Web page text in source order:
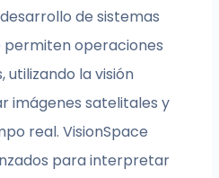
de sistemas
permiten operaciones
utilizando la visión
imágenes satelitales y
real. VisionSpace
para interpretar